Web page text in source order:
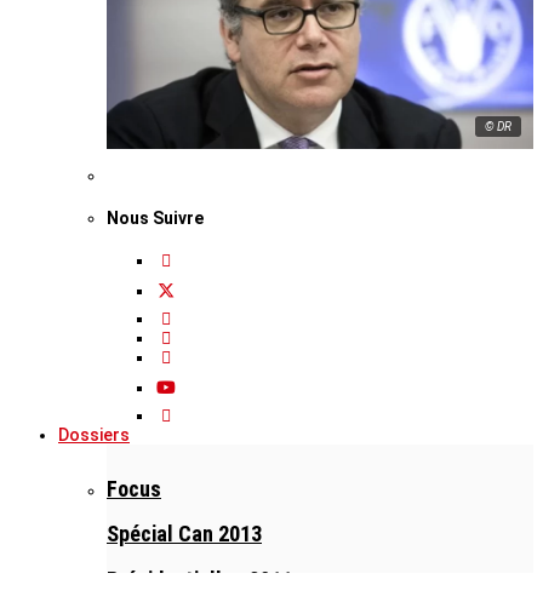
© DR
Nous Suivre
Dossiers
Focus
Spécial Can 2013
Présidentielles 2011